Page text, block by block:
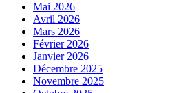
Mai 2026
Avril 2026
Mars 2026
Février 2026
Janvier 2026
Décembre 2025
Novembre 2025